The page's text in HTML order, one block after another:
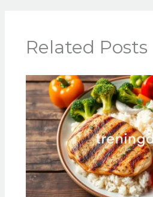
Related Posts